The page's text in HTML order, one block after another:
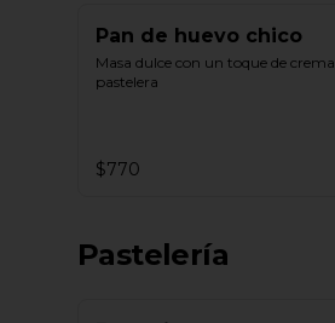
Pan de huevo chico
Masa dulce con un toque de crema
pastelera
$770
Pastelería